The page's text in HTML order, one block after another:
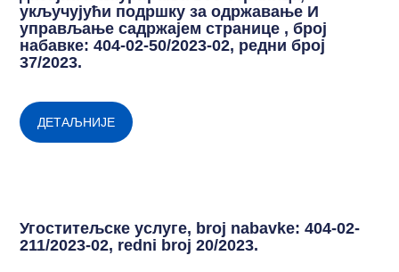
укључујући подршку за одржавање И
управљање садржајем странице , број
набавке: 404-02-50/2023-02, редни број
37/2023.
ДЕТАЉНИЈЕ
Угоститељске услуге, broj nabavke: 404-02-
211/2023-02, redni broj 20/2023.